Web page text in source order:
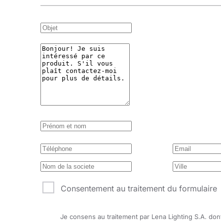
Consentement au traitement du formulaire
Je consens au traitement par Lena Lighting S.A.